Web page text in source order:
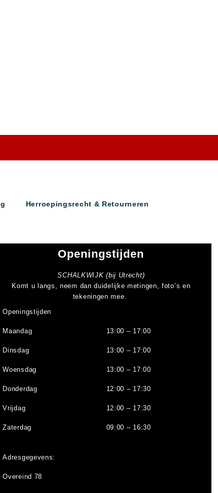
Herroepingsrecht & Retourneren
Openingstijden
SCHALKWIJK (bij Utrecht)
Komt u langs, neem dan duidelijke metingen, foto’s en
tekeningen mee.
Openingstijden
Maandag 13:00 – 17:00
Dinsdag 13:00 – 17:00
Woensdag 13:00 – 17:00
Donderdag 12:00 – 17:30
Vrijdag 12:00 – 17:30
Zaterdag 09:00 – 16:30
Adresgegevens:
Overeind 78